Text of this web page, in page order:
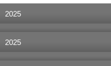
2025
2025